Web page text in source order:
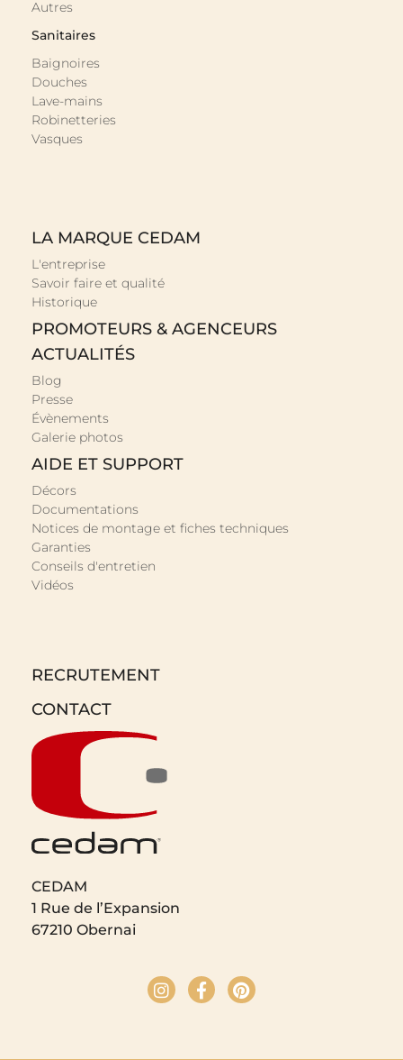
Autres
Sanitaires
Baignoires
Douches
Lave-mains
Robinetteries
Vasques
LA MARQUE CEDAM
L'entreprise
Savoir faire et qualité
Historique
PROMOTEURS & AGENCEURS
ACTUALITÉS
Blog
Presse
Évènements
Galerie photos
AIDE ET SUPPORT
Décors
Documentations
Notices de montage et fiches techniques
Garanties
Conseils d'entretien
Vidéos
RECRUTEMENT
CONTACT
CEDAM
1 Rue de l’Expansion
67210 Obernai